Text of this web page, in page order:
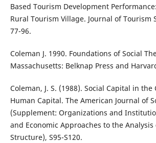
Based Tourism Development
Rural Tourism Village. Journal of Tourism
77-96.
Coleman J. 1990. Foundations of Social
Massachusetts: Belknap Press and
Coleman, J. S. (1988). Social Capital in the
Human Capital. The American Journal of
(Supplement: Organizations and
and Economic Approaches to the Analysis
Structure), S95-S120.